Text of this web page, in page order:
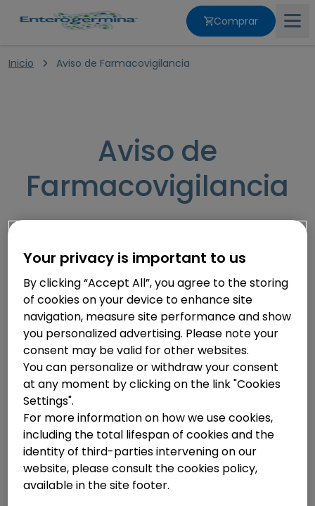
Comprar
Inicio
Salud Intestinal
Nuestros valores
Inicio Aviso de Farmacovigilancia
Aviso de
Farmacovigilancia
Esta página no está diseñada para recibir
notificaciones de eventos adversos, quejas técnicas o
consultas médicas.
Si su inquietud es respecto a condiciones de salud,
consultas médicas o relacionadas a alguna
prescripción de medicamentos, usted debe consultar
a su médico.
Si usted quiere reportar un evento adverso
inesperado, queja técnica del producto o si tiene
dudas sobre el mismo, por favor escriba al siguiente
correo:CHCPVCOPAC@sanofi.com.
Mediante el envío de este correo de
Your privacy is important to us
By clicking “Accept All”, you agree to the storing
of cookies on your device to enhance site
navigation, measure site performance and show
you personalized advertising. Please note your
consent may be valid for other websites.
You can personalize or withdraw your consent
at any moment by clicking on the link "Cookies
Settings".
For more information on how we use cookies,
including the total lifespan of cookies and the
identity of third-parties intervening on our
website, please consult the cookies policy,
available in the site footer.